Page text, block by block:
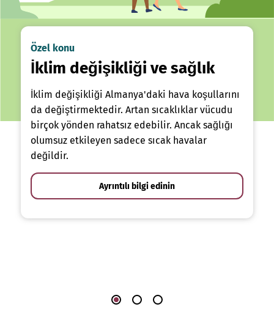
Özel konu
İklim değişikliği ve sağlık
İklim değişikliği Almanya'daki hava koşullarını
da değiştirmektedir. Artan sıcaklıklar vücudu
birçok yönden rahatsız edebilir. Ancak sağlığı
olumsuz etkileyen sadece sıcak havalar
değildir.
Ayrıntılı bilgi edinin